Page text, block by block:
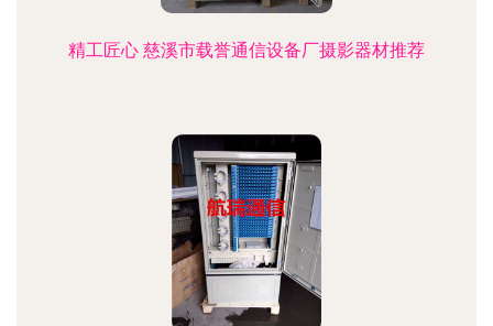
精工匠心 慈溪市载誉通信设备厂摄影器材推荐